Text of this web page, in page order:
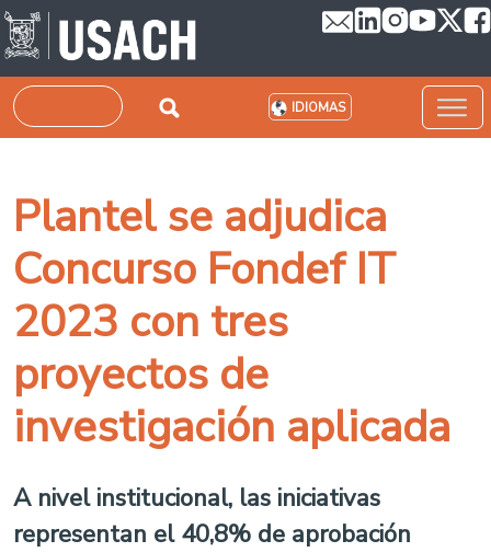
Pasar al contenido principal
Buscar IDIOMAS
Plantel se adjudica
Concurso Fondef IT
2023 con tres
proyectos de
investigación aplicada
A nivel institucional, las iniciativas
representan el 40,8% de aprobación